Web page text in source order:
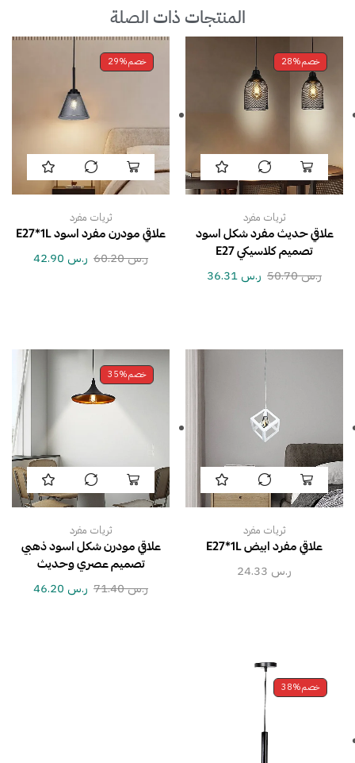
المنتجات ذات الصلة
خصم28%
ثريات مفرد
علاقي حديث مفرد شكل اسود
تصميم كلاسيكي E27
ر.س50.70 ر.س
خصم29%
ثريات مفرد
علاقي مودرن مفرد اسود E27*1L
ر.س60.20 ر.س
ثريات مفرد
علاقي مفرد ابيض E27*1L
ر.س
خصم35%
ثريات مفرد
علاقي مودرن شكل اسود ذهبي
تصميم عصري وحديث
ر.س71.40 ر.س
خصم38%